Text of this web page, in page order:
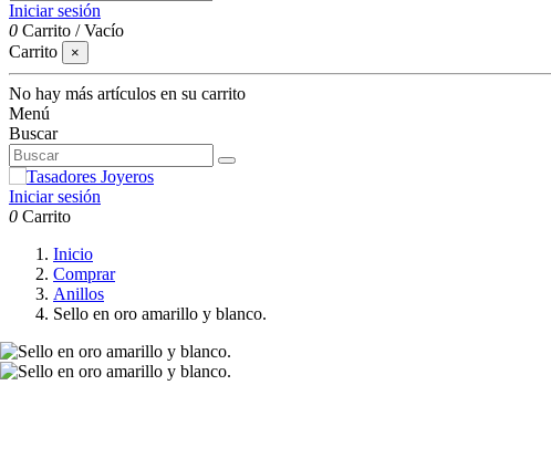
Iniciar sesión
0 Carrito /Vacío
Carrito
×
No hay más artículos en su carrito
Menú
Buscar
Iniciar sesión
0 Carrito
Inicio
Comprar
Anillos
Sello en oro amarillo y blanco.